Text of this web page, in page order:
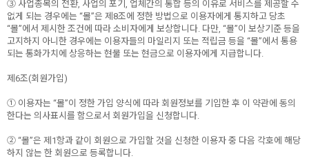
③ 사업종목의 전환, 사업의 포기, 업체간의 통합 등의 이유로 서비스를 제공할 수
없게 되는 경우에는 “몰”은 제8조에 정한 방법으로 이용자에게 통지하고 당초
“몰”에서 제시한 조건에 따라 소비자에게 보상합니다. 다만, “몰”이 보상기준 등을
고지하지 아니한 경우에는 이용자들의 마일리지 또는 적립금 등을 “몰”에서 통용
되는 통화가치에 상응하는 현물 또는 현금으로 이용자에게 지급합니다.
제6조(회원가입)
① 이용자는 “몰”이 정한 가입 양식에 따라 회원정보를 기입한 후 이 약관에 동의
한다는 의사표시를 함으로서 회원가입을 신청합니다.
② “몰”은 제1항과 같이 회원으로 가입할 것을 신청한 이용자 중 다음 각호에 해당
하지 않는 한 회원으로 등록합니다.